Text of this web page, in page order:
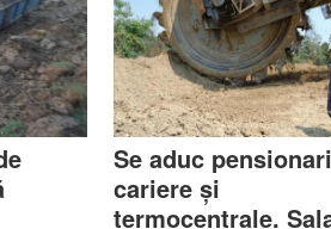
Se aduc
cariere și
termocentrale.